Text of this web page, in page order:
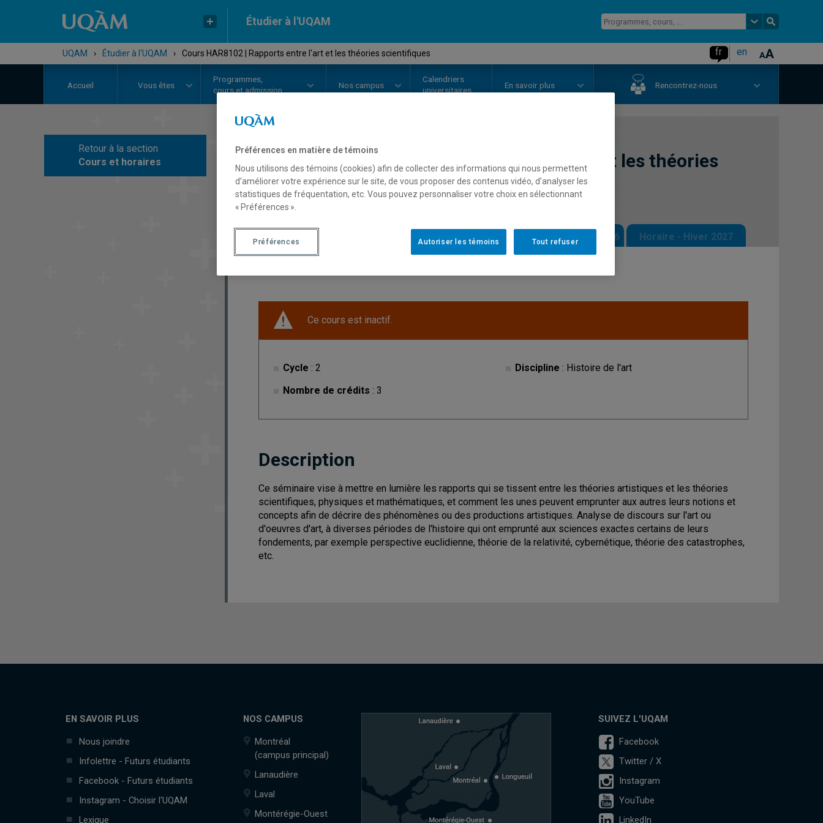
Étudier à l'UQAM
UQAM › Étudier à l'UQAM › Cours HAR8102 | Rapports entre l'art et les théories scientifiques fr en
Accueil Vous êtes
Programmes,
cours et admission
Nos campus
Calendriers
universitaires
En savoir plus Rencontrez-nous
Retour à la section
Cours et horaires
COURS// HAR8102-Rapports entre l'art et les théories
scientifiques
Horaire - Été 2026 Horaire - Automne 2026 Horaire - Hiver 2027
Ce cours est inactif.
Cycle : 2
Nombre de crédits : 3
Discipline : Histoire de l'art
Description
Ce séminaire vise à mettre en lumière les rapports qui se tissent entre les théories artistiques et les théories
scientifiques, physiques et mathématiques, et comment les unes peuvent emprunter aux autres leurs notions et
concepts afin de décrire des phénomènes ou des productions artistiques. Analyse de discours sur l'art ou
d'oeuvres d'art, à diverses périodes de l'histoire qui ont emprunté aux sciences exactes certains de leurs
fondements, par exemple perspective euclidienne, théorie de la relativité, cybernétique, théorie des catastrophes,
etc.
EN SAVOIR PLUS
Nous joindre
Infolettre - Futurs étudiants
Facebook - Futurs étudiants
Instagram - Choisir l'UQAM
Lexique
NOS CAMPUS
Montréal
(campus principal)
Lanaudière
Laval
Montérégie-Ouest
SUIVEZ L'UQAM
Facebook
Twitter / X
Instagram
YouTube
LinkedIn
Préférences en matière de témoins
Nous utilisons des témoins (cookies) afin de collecter des informations qui nous permettent
d’améliorer votre expérience sur le site, de vous proposer des contenus vidéo, d’analyser les
statistiques de fréquentation, etc. Vous pouvez personnaliser votre choix en sélectionnant
« Préférences ».
Tout refuser
Autoriser les témoins
Préférences